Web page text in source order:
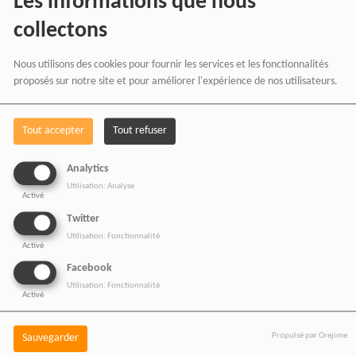
collectons
Nous utilisons des cookies pour fournir les services et les fonctionnalités
proposés sur notre site et pour améliorer l'expérience de nos utilisateurs.
Tout accepter Tout refuser
Analytics
Activé
Utilisation: Analyse
Twitter
Activé
Utilisation: Fonctionnalité
Facebook
Activé
Utilisation: Fonctionnalité
Sauvegarder Propulsé par Orejime
REVUE DE PRESSE DES MÉDIAS AFRICAINS